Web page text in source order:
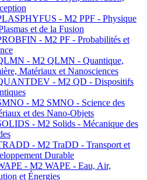
- M2 PPF - Physique
et de la Fusion
- M2 PF - Probabilités et
- M2 QLMN - Quantique,
Matériaux et Nanosciences
- M2 QD - Dispositifs
- M2 SMNO - Science des
et des Nano-Objets
- M2 Solids - Mécanique des
- M2 TraDD - Transport et
Durable
- M2 WAPE - Eau, Air,
et Énergies